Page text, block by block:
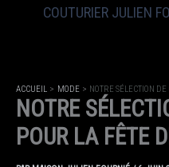
COUTURIER JULIEN
ACCUEIL MODE NOTRE SÉLECTION
NOTRE
POUR LA FÊTE